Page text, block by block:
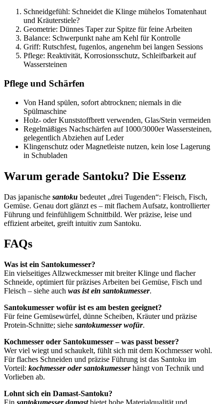
Schneidgefühl: Schneidet die Klinge mühelos Tomatenhaut
und Kräuterstiele?
Geometrie: Dünnes Taper zur Spitze für feine Arbeiten
Balance: Schwerpunkt nahe am Kehl für Kontrolle
Griff: Rutschfest, fugenlos, angenehm bei langen Sessions
Pflege: Reaktivität, Korrosionsschutz, Schleifbarkeit auf
Wassersteinen
Pflege und Schärfen
Von Hand spülen, sofort abtrocknen; niemals in die
Spülmaschine
Holz- oder Kunststoffbrett verwenden, Glas/Stein vermeiden
Regelmäßiges Nachschärfen auf 1000/3000er Wassersteinen,
gelegentlich Abziehen auf Leder
Klingenschutz oder Magnetleiste nutzen, kein lose Lagerung
in Schubladen
Warum gerade Santoku? Die Essenz
Das japanische santoku bedeutet „drei Tugenden“: Fleisch, Fisch,
Gemüse. Genau dort glänzt es – mit flachem Aufsatz, kontrollierter
Führung und feinfühligem Schnittbild. Wer präzise, leise und
effizient arbeitet, greift intuitiv zum Santoku.
FAQs
Was ist ein Santokumesser?
Ein vielseitiges Allzweckmesser mit breiter Klinge und flacher
Schneide, optimiert für präzises Arbeiten bei Gemüse, Fisch und
Fleisch – siehe auch was ist ein santokumesser.
Santokumesser wofür ist es am besten geeignet?
Für feine Gemüsewürfel, dünne Scheiben, Kräuter und präzise
Protein-Schnitte; siehe santokumesser wofür.
Kochmesser oder Santokumesser – was passt besser?
Wer viel wiegt und schaukelt, fühlt sich mit dem Kochmesser wohl.
Für flaches Schneiden und präzise Führung ist das Santoku im
Vorteil: kochmesser oder santokumesserhängt von Technik und
Vorlieben ab.
Lohnt sich ein Damast-Santoku?